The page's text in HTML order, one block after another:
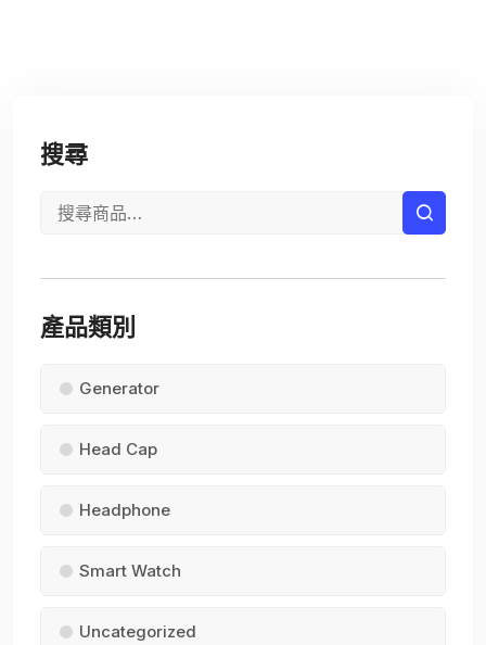
搜尋
產品類別
Generator
Head Cap
Headphone
Smart Watch
Uncategorized